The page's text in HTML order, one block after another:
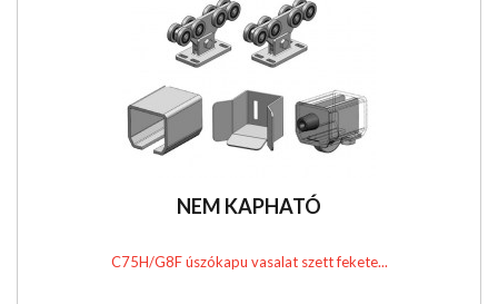
NEM KAPHATÓ
C75H/G8F úszókapu vasalat szett fekete...